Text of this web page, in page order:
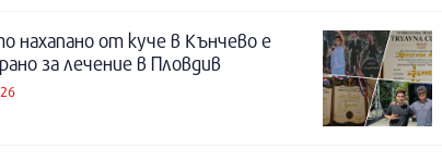
нахапано от куче в Кънчево е
за лечение в Пловдив